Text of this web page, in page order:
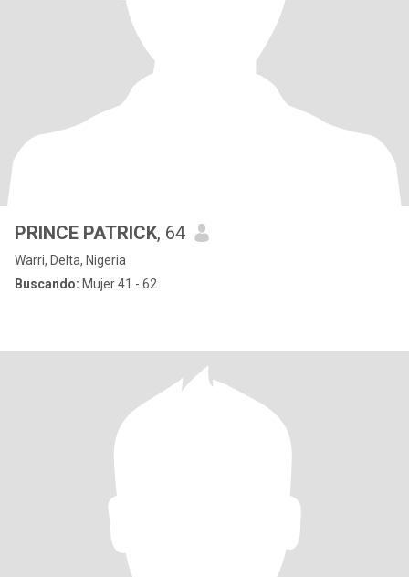
PRINCE PATRICK, 64
Warri, Delta, Nigeria
Buscando: Mujer 41 - 62